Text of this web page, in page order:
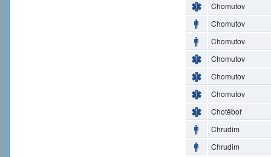
Chomutov
Chomutov
Chomutov
Chomutov
Chomutov
Chomutov
Chotěboř
Chrudim
Chrudim